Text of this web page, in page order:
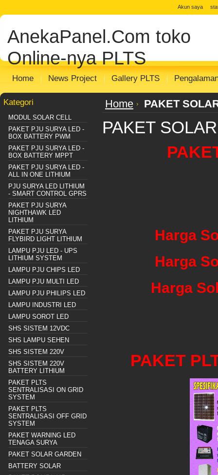
Akun saya
AnekaPanel.Com toko
Online-nya PLTS
Home News Project Gallery PLTS
Kategori
MODUL SOLAR CELL
PAKET PJU SURYA LED -
BOX BATTERY PWM
PAKET PJU SURYA LED -
BOX BATTERY MPPT
PAKET PJU SURYA LED -
ALL IN ONE LITHIUM
PJU SURYA LED LITHIUM
- SMART CONTROL GPRS
PAKET PJU SURYA
NIGHTHAWK LED
LITHIUM
PAKET PJU SURYA
FLYBIRD LIGHT LITHIUM
LAMPU PJU LED - UPS
LITHIUM SYSTEM
LAMPU PJU CHIPS LED
LAMPU PJU MULTI LED
LAMPU PJU PHILIPS LED
LAMPU INDUSTRI LED
LAMPU SOROT LED
SHS SISTEM 12VDC
SHS LAMPU SEHEN
SHS SISTEM 220V
SHS SISTEM 220V
BATTERY LITHIUM
PAKET PLTS
SENTRALISASI ON GRID
SYSTEM
PAKET PLTS
SENTRALISASI OFF GRID
SYSTEM
PAKET WARNING LED
TENAGA SURYA
PAKET SOLAR GARDEN
BATTERY SOLAR
Home PAKET
PAKET
Harga
Harga
Harga
PAKET